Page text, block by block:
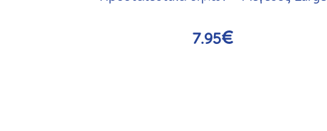
7.95€